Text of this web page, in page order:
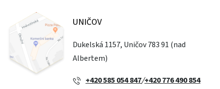
UNIČOV
Dukelská 1157, Uničov 783 91 (nad
Albertem)
+420 585 054 847/+420 776 490 854